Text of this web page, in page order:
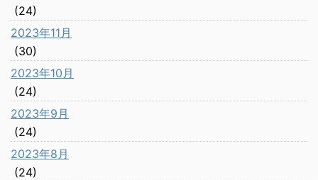
(24)
2023年11月
(30)
2023年10月
(24)
2023年9月
(24)
2023年8月
(24)